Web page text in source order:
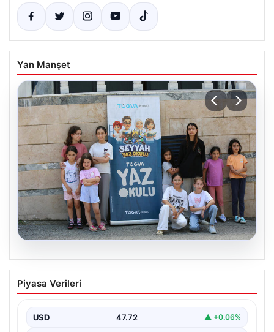
Yan Manşet
TÜGVA’dan çocuklar için meydan
şenlikleri
Piyasa Verileri
USD 47.72 ▲ +0.06%